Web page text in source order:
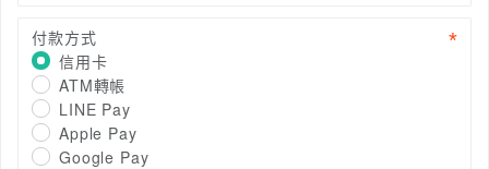
付款方式
信用卡
ATM轉帳
LINE Pay
Apple Pay
Google Pay